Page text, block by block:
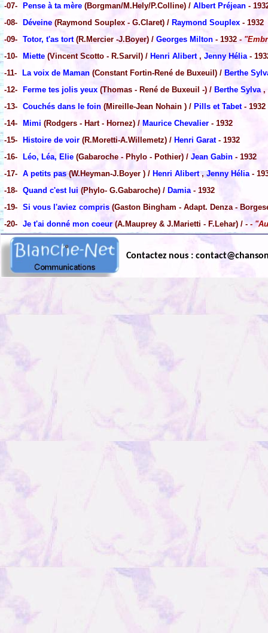
-07- Pense à ta mère (Borgman/M.Hely/P.Colline) / Albert Préjean -
-08- Déveine (Raymond Souplex - G.Claret) / Raymond Souplex - 1932
-09- Totor, t'as tort (R.Mercier -J.Boyer) / Georges Milton - 1932 -
-10- Miette (Vincent Scotto - R.Sarvil) / Henri Alibert, Jenny Hélia -
-11- La voix de Maman (Constant Fortin-René de Buxeuil) / Berthe
-12- Ferme tes jolis yeux (Thomas - René de Buxeuil -) / Berthe Sylva,
-13- Couchés dans le foin (Mireille-Jean Nohain ) / Pills et Tabet- 1932
-14- Mimi (Rodgers - Hart - Hornez) / Maurice Chevalier - 1932
-15- Histoire de voir (R.Moretti-A.Willemetz) / Henri Garat- 1932
-16- Léo, Léa, Elie (Gabaroche - Phylo - Pothier) / Jean Gabin - 1932
-17- A petits pas(W.Heyman-J.Boyer ) / Henri Alibert,Jenny Hélia -
-18- Quand c'est lui (Phylo- G.Gabaroche) / Damia - 1932
-19- Si vous l'aviez compris (Gaston Bingham - Adapt. Denza -
-20- Je t'ai donné mon coeur (A.Mauprey & J.Marietti - F.Lehar) / - -
Contactez nous :